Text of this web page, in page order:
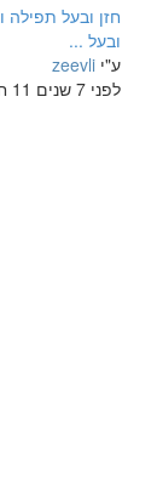
חזן ובעל תפילה
ובעל ...
ע"י zeevli
לפני 7 שנים 11 חודשים